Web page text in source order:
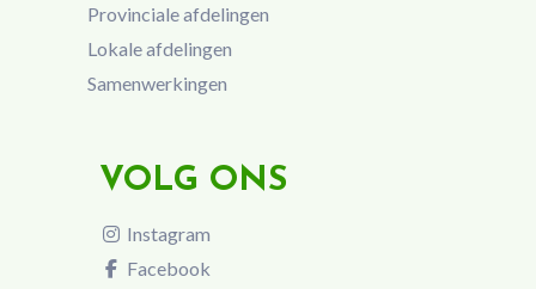
Provinciale afdelingen
Lokale afdelingen
Samenwerkingen
VOLG ONS
Instagram
Facebook